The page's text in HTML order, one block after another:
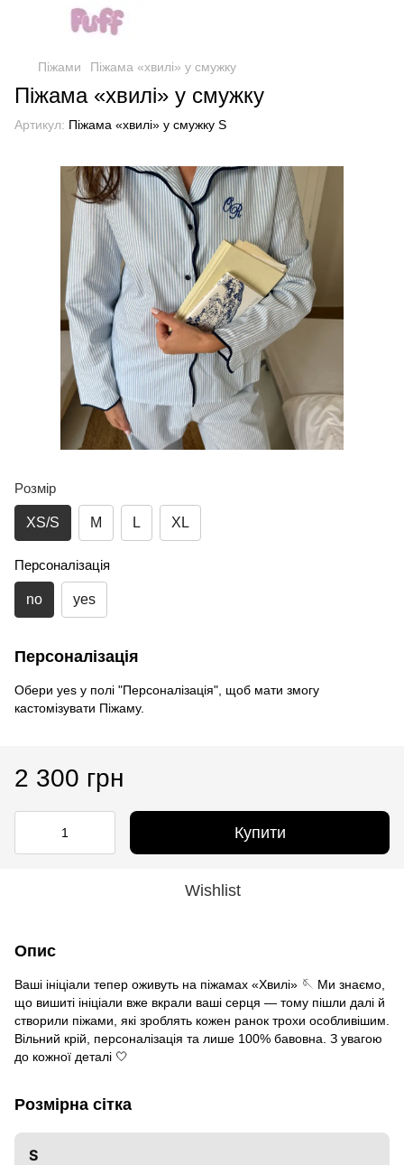
Піжами Піжама «хвилі» у смужку
Піжама «хвилі» у смужку
Артикул: Піжама «хвилі» у смужку S
Poзмір
XS/S M L XL
Персоналізація
no yes
Персоналізація
Обери yes у полі "Персоналізація", щоб мати змогу
кастомізувати Піжаму.
2 300 грн
Купити
Wishlist
Опис
Ваші ініціали тепер оживуть на піжамах «Хвилі» 🪡 Ми знаємо,
що вишиті ініціали вже вкрали ваші серця — тому пішли далі й
створили піжами, які зроблять кожен ранок трохи особливішим.
Вільний крій, персоналізація та лише 100% бавовна. З увагою
до кожної деталі 🤍
Розмірна сітка
S